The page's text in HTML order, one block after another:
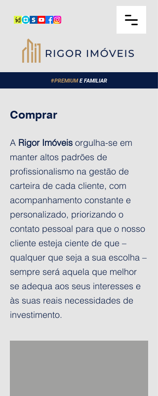
#PREMIUME FAMILIAR
Comprar
A Rigor Imóveis orgulha-se em
manter altos padrões de
profissionalismo na gestão de
carteira de cada cliente, com
acompanhamento constante e
personalizado, priorizando o
contato pessoal para que o nosso
cliente esteja ciente de que –
qualquer que seja a sua escolha –
sempre será aquela que melhor
se adequa aos seus interesses e
às suas reais necessidades de
investimento.